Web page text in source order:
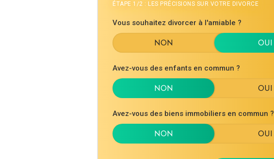
ÉTAPE 1/2 : LES PRÉCISIONS SUR VOTRE DIVORCE
Vous souhaitez divorcer à l'amiable ?
Avez-vous des enfants en commun ?
Avez-vous des biens immobiliers en commun ?